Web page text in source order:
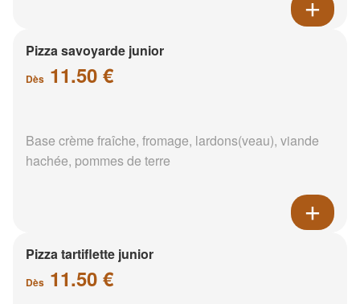
Pizza savoyarde junior
Dès 11.50 €
Base crème fraîche, fromage, lardons(veau), viande
hachée, pommes de terre
Pizza tartiflette junior
Dès 11.50 €